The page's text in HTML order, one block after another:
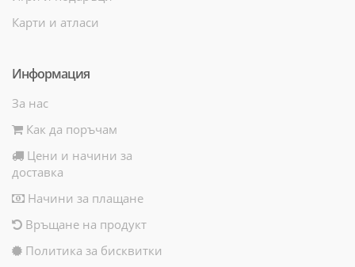
Карти и атласи
Информация
За нас
Как да поръчам
Цени и начини за
доставка
Начини за плащане
Връщане на продукт
Политика за бисквитки